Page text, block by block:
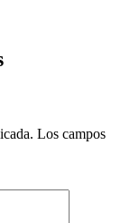
Los campos